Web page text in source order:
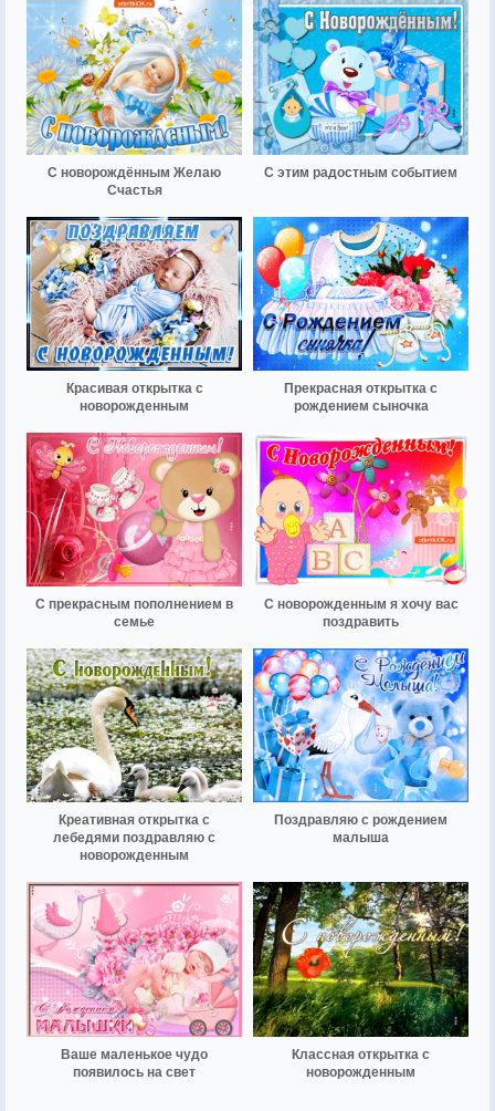
С новорождённым Желаю
Счастья
С этим радостным событием
Красивая открытка с
новорожденным
Прекрасная открытка с
рождением сыночка
С прекрасным пополнением в
семье
С новорожденным я хочу вас
поздравить
Креативная открытка с
лебедями поздравляю с
новорожденным
Поздравляю с рождением
малыша
Ваше маленькое чудо
появилось на свет
Классная открытка с
новорожденным